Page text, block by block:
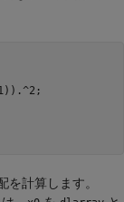
計算します。